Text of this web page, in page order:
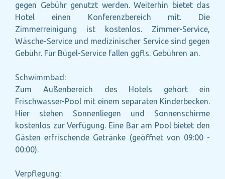
gegen Gebühr genutzt werden. Weiterhin bietet das
Hotel einen Konferenzbereich mit. Die
Zimmerreinigung ist kostenlos. Zimmer-Service,
Wäsche-Service und medizinischer Service sind gegen
Gebühr. Für Bügel-Service fallen ggfls. Gebühren an.
Schwimmbad:
Zum Außenbereich des Hotels gehört ein
Frischwasser-Pool mit einem separaten Kinderbecken.
Hier stehen Sonnenliegen und Sonnenschirme
kostenlos zur Verfügung. Eine Bar am Pool bietet den
Gästen erfrischende Getränke (geöffnet von 09:00 -
00:00).
Verpflegung: